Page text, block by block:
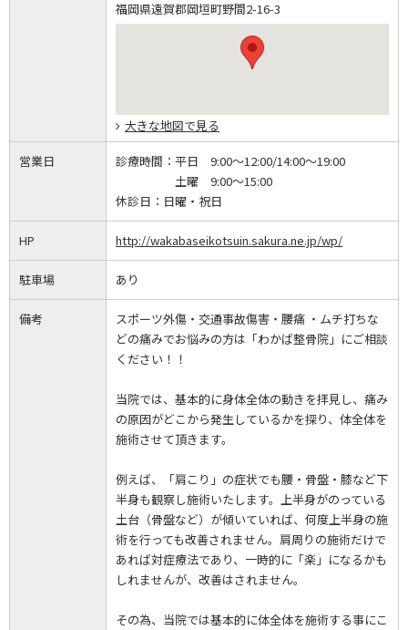
福岡県遠賀郡岡垣町野間2-16-3
大きな地図で見る
営業日 診療時間： 平日 9:00～12:00/14:00～19:00
土曜 9:00～15:00
休診日： 日曜・祝日
HP http://wakabaseikotsuin.sakura.ne.jp/wp/
駐車場 あり
備考
スポーツ外傷・交通事故傷害・腰痛 ・ムチ打ちな
どの痛みでお悩みの方は「わかば整骨院」にご相談
ください！！
当院では、基本的に身体全体の動きを拝見し、痛み
の原因がどこから発生しているかを探り、体全体を
施術させて頂きます。
例えば、「肩こり」の症状でも腰・骨盤・膝など下
半身も観察し施術いたします。上半身がのっている
土台（骨盤など）が傾いていれば、何度上半身の施
術を行っても改善されません。肩周りの施術だけで
あれば対症療法であり、一時的に「楽」になるかも
しれませんが、改善はされません。
その為、当院では基本的に体全体を施術する事にこ